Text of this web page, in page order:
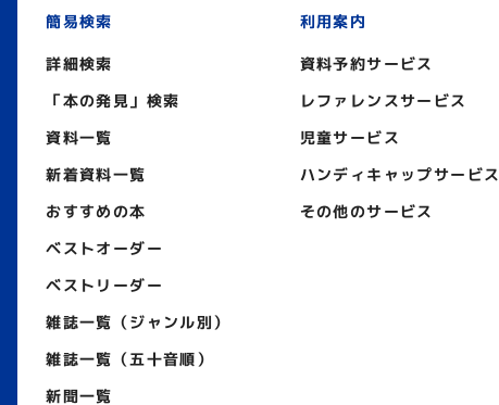
簡易検索
詳細検索
「本の発見」検索
資料一覧
新着資料一覧
おすすめの本
ベストオーダー
ベストリーダー
雑誌一覧（ジャンル別）
雑誌一覧（五十音順）
新聞一覧
利用案内
資料予約サービス
レファレンスサービス
児童サービス
ハンディキャップサービス
その他のサービス